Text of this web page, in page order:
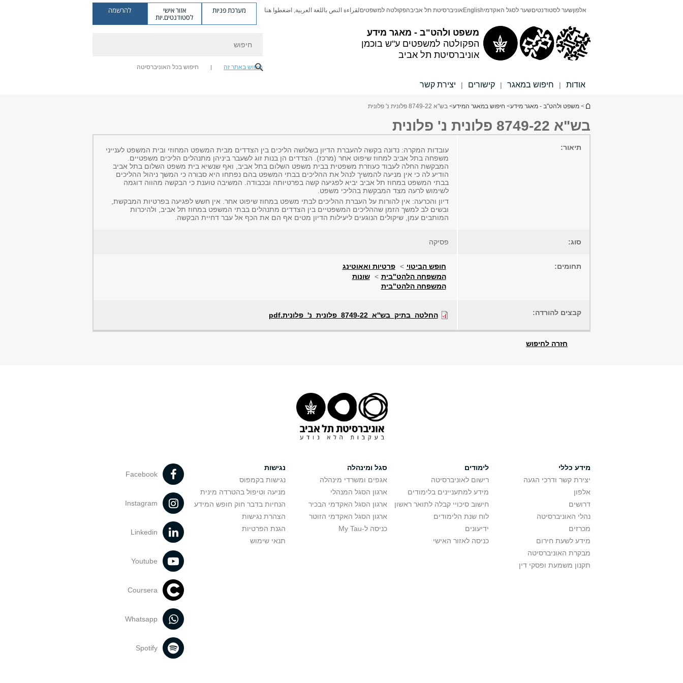
משפט ולהט"ב - מאגר מידע
הפקולטה למשפטים ע"ש בוכמן
אוניברסיטת תל אביב
אלפוןשער לסטודנטיםשער לסגל האקדמיEnglish אוניברסיטת תל אביבהפקולטה למשפטיםلقراءة النص باللغة العربية, اضغطوا هنا מערכת פניות אזור אישי
לסטודנטים.יות
להרשמה
חיפוש באתר זה חיפוש בכל האוניברסיטה
אודות | חיפוש במאגר | קישורים | יצירת קשר
הינך נמצא כאן
> משפט ולהט"ב - מאגר מידע> חיפוש במאגר המידע> בש"א 8749-22 פלונית נ' פלונית
בש"א 8749-22 פלונית נ' פלונית
תיאור:
עובדות המקרה: נדונה בקשה להעברת הדיון בשלושה הליכים בין הצדדים מבית המשפט המחוזי ובית המשפט לענייני
משפחה בתל אביב למחוז שיפוט אחר (מרכז). הצדדים הן בנות זוג לשעבר ביניהן מתנהלים הליכים משפטיים.
המבקשת החלה לעבוד כעוזרת משפטית בבית משפט השלום בתל אביב, ואף שנשיא בית משפט השלום בתל אביב
הודיע לה כי אין מניעה להמשיך לנהל את ההליכים בבתי המשפט בהם נפתחו היא סבורה כי המשך ניהול ההליכים
בבתי המשפט במחוז תל אביב יביא לפגיעה קשה בפרטיותה ובכבודה. המשיבה טוענת כי הבקשה מהווה דוגמה
לשימוש לרעה מצד המבקשת בהליכי משפט.
דיון והכרעה: אין להורות על העברת ההליכים לבתי משפט במחוז שיפוט אחר. אין חשש לפגיעה בפרטיות המבקשת,
ובשים לב למשך הזמן שההליכים המשפטיים בין הצדדים מתנהלים בבתי המשפט במחוז תל אביב, ולהיכרות
המותבים עמן, שיקולים הנוגעים ליעילות הדיון מטים אף הם את הכף אל עבר דחיית הבקשה.
סוג: פסיקה
תחומים: חופש הביטוי
פרטיות ואאוטינג
המשפחה הלהט"בית
שונות
המשפחה הלהט"בית
קבצים להורדה: החלטה_בתיק_בש''א_8749-22_פלונית_נ'_פלונית.pdf
חזרה לחיפוש
מידע כללי
יצירת קשר ודרכי הגעה
אלפון
דרושים
נהלי האוניברסיטה
מכרזים
מידע לשעת חירום
מבקרת האוניברסיטה
תקנון משמעת ופסקי דין
לימודים
רישום לאוניברסיטה
מידע למתעניינים בלימודים
חישוב סיכויי קבלה לתואר ראשון
לוח שנת הלימודים
ידיעונים
כניסה לאזור האישי
סגל ומינהלה
אגפים ומשרדי מינהלה
ארגון הסגל המנהלי
ארגון הסגל האקדמי הבכיר
ארגון הסגל האקדמי הזוטר
כניסה ל-My Tau
נגישות
נגישות בקמפוס
מניעה וטיפול בהטרדה מינית
הנחיות בדבר חוק חופש המידע
הצהרת נגישות
הגנת הפרטיות
תנאי שימוש
Facebook
Instagram
Linkedin
Youtube
Coursera
Whatsapp
Spotify